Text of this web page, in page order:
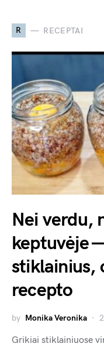
R RECEPTAI
Nei verdu,
keptuvėje
stiklainius,
recepto
by Monika Veronika
Grikiai stiklainiuose